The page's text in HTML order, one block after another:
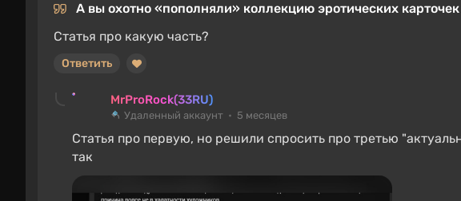
А вы охотно «пополняли» коллекцию эротических
Статья про какую часть?
Ответить
MrProRock(33RU)
Удаленный аккаунт 5 месяцев
Статья про первую, но решили спросить про третью
так